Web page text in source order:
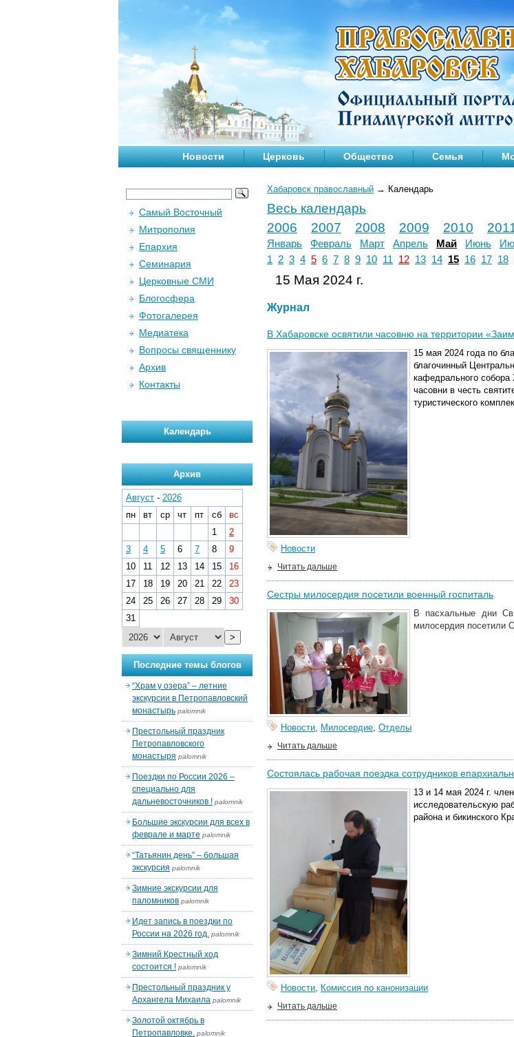
Новости Церковь Общество Семья
Хабаровск православный → Календарь
Весь календарь
2006
2007 2008 2009 2010
Январь Февраль Март Апрель Май Июнь
1
2 3 4 5 6 7 8 9 10 11 12 13 14 15 16 17 18
15 Мая 2024 г.
Журнал
В Хабаровске освятили часовню на территории
15 мая 2024 года по
благочинный
кафедрального собора
часовни в честь
туристического
Новости
Читать дальше
Сестры милосердия посетили военный госпиталь
В пасхальные дни
милосердия посетили
Новости, Милосердие, Отделы
Читать дальше
Состоялась рабочая поездка сотрудников
13 и 14 мая 2024 г.
исследовательскую
района и бикинского
Новости, Комиссия по канонизации
Читать дальше
Самый Восточный
Митрополия
Епархия
Семинария
Церковные СМИ
Блогосфера
Фотогалерея
Медиатека
Вопросы священнику
Архив
Контакты
Календарь
Архив
Август - 2026
пн
вт ср чт пт сб
вс
1
2
3
4 5 6 7 8
9
10
11 12 13 14 15
16
17
18 19 20 21 22
23
24
25 26 27 28 29
30
31
>
Последние темы блогов
“Храм у озера” – летние
экскурсии в Петропавловский
монастырь palomnik
Престольный праздник
Петропавловского
монастыря palomnik
Поездки по России 2026 –
специально для
дальневосточников ! palomnik
Большие экскурсии для всех в
феврале и марте palomnik
“Татьянин день” – большая
экскурсия palomnik
Зимние экскурсии для
паломников palomnik
Идет запись в поездки по
России на 2026 год. palomnik
Зимний Крестный ход
состоится ! palomnik
Престольный праздник у
Архангела Михаила palomnik
Золотой октябрь в
Петропавловке. palomnik